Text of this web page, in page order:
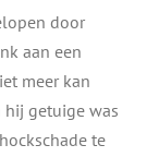
door
aan een
meer kan
getuige was
te